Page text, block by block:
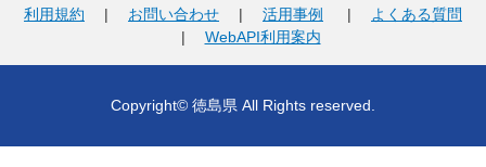
利用規約 | お問い合わせ | 活用事例 |
よくある質問
| WebAPI利用案内
Copyright© 徳島県 All Rights reserved.